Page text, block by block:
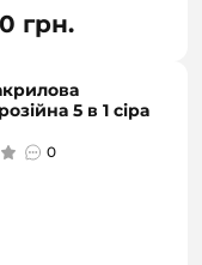
грн.
5 в 1 сіра
0